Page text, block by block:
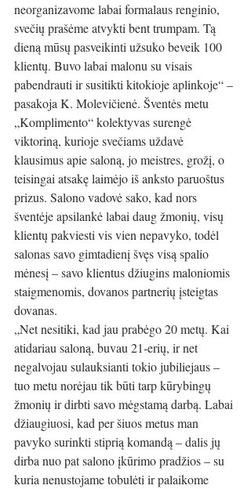
neorganizavome labai formalaus renginio,
svečių prašėme atvykti bent trumpam. Tą
dieną mūsų pasveikinti užsuko beveik 100
klientų. Buvo labai malonu su visais
pabendrauti ir susitikti kitokioje aplinkoje“ –
pasakoja K. Molevičienė. Šventės metu
„Komplimento“ kolektyvas surengė
viktoriną, kurioje svečiams uždavė
klausimus apie saloną, jo meistres, grožį, o
teisingai atsakę laimėjo iš anksto paruoštus
prizus. Salono vadovė sako, kad nors
šventėje apsilankė labai daug žmonių, visų
klientų pakviesti vis vien nepavyko, todėl
salonas savo gimtadienį švęs visą spalio
mėnesį – savo klientus džiugins maloniomis
staigmenomis, dovanos partnerių įsteigtas
dovanas.
„Net nesitiki, kad jau prabėgo 20 metų. Kai
atidariau saloną, buvau 21-erių, ir net
negalvojau sulauksianti tokio jubiliejaus –
tuo metu norėjau tik būti tarp kūrybingų
žmonių ir dirbti savo mėgstamą darbą. Labai
džiaugiuosi, kad per šiuos metus man
pavyko surinkti stiprią komandą – dalis jų
dirba nuo pat salono įkūrimo pradžios – su
kuria nenustojame tobulėti ir palaikome